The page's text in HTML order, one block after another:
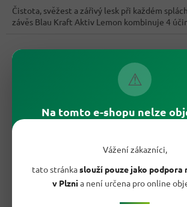
⚠
Na tomto e-shopu nelze
Vážení zákazníci,
tato stránkaslouží pouze jako podpora
v Plznia není určena pro online
Čistota, svěžest a zářivý lesk při každém
závěs Blau Kraft Aktiv Lemon kombinuje 4